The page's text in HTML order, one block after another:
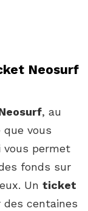
Neosurf
, au
vous
vous permet
fonds sur
Un ticket
des centaines